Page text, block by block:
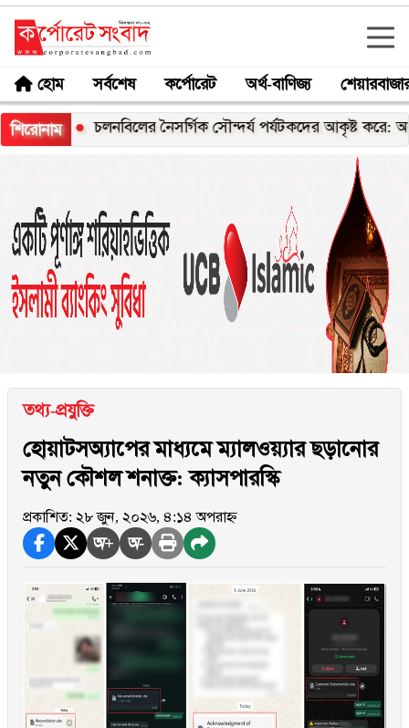
হোম সর্বশেষ কর্পোরেট অর্থ-বাণিজ্য
শিরোনাম
চলনবিলের নৈসর্গিক সৌন্দর্য পর্যটকদের আকৃষ্ট করে: আফরোজা
তথ্য-প্রযুক্তি
হোয়াটসঅ্যাপের মাধ্যমে ম্যালওয়্যার ছড়ানোর
নতুন কৌশল শনাক্ত: ক্যাসপারস্কি
প্রকাশিত: ২৮ জুন, ২০২৬, ৪:১৪ অপরাহ্ন
অ+ অ-